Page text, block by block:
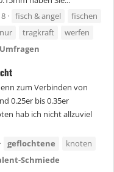
fisch & angel
fischen
tragkraft
werfen
Umfragen
zum Verbinden von
0.25er bis 0.35er
hab ich nicht allzuviel
geflochtene
knoten
Schmiede